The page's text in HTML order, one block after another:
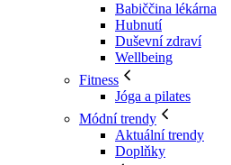
Babiččina lékárna
Hubnutí
Duševní zdraví
Wellbeing
Fitness
Jóga a pilates
Módní trendy
Aktuální trendy
Doplňky